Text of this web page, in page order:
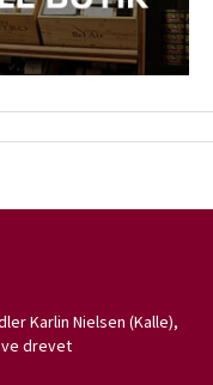
Karlin Nielsen (Kalle),
drevet